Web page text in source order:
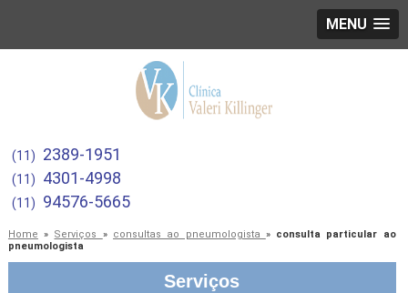
MENU
(11) 2389-1951
(11) 4301-4998
(11) 94576-5665
Home » Serviços » consultas ao pneumologista » consulta particular ao
pneumologista
Serviços